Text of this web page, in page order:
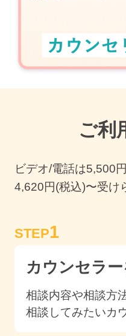
ご利
ビデオ/電話は5,500
4,620円(税込)〜受け
STEP1
カウンセラ
相談内容や相談方
相談してみたいカ